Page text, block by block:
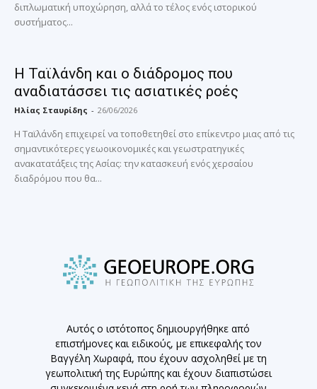
διπλωματική υποχώρηση, αλλά το τέλος ενός ιστορικού
συστήματος...
Η Ταϊλάνδη και ο διάδρομος που
αναδιατάσσει τις ασιατικές ροές
Ηλίας Σταυρίδης - 26/06/2026
Η Ταϊλάνδη επιχειρεί να τοποθετηθεί στο επίκεντρο μιας από τις
σημαντικότερες γεωοικονομικές και γεωστρατηγικές
ανακατατάξεις της Ασίας: την κατασκευή ενός χερσαίου
διαδρόμου που θα...
Αυτός ο ιστότοπος δημιουργήθηκε από
επιστήμονες και ειδικούς, με επικεφαλής τον
Βαγγέλη Χωραφά, που έχουν ασχοληθεί με τη
γεωπολιτική της Ευρώπης και έχουν διαπιστώσει